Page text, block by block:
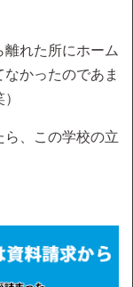
れた所にホーム
かったのであま
ら、この学校の立